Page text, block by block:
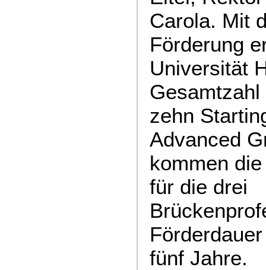
Carola. Mit
Förderung
Universität
zehn
Advanced
kommen
für die drei
fünf Jahre.